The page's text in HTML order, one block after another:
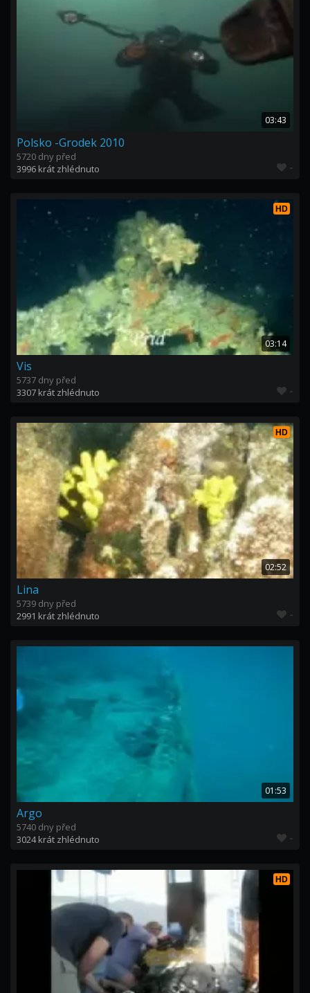
03:43
Polsko -Grodek 2010
5720 dny před
3996 krát zhlédnuto
-
HD
03:14
Vis
5737 dny před
3307 krát zhlédnuto
-
HD
02:52
Lina
5739 dny před
2991 krát zhlédnuto
-
01:53
Argo
5740 dny před
3024 krát zhlédnuto
-
HD